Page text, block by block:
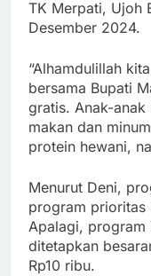
TK Merpati, Ujoh
Desember 2024.
“Alhamdulillah
bersama Bupati
gratis. Anak-
makan dan
protein hewani,
Menurut Deni,
program prioritas
Apalagi, program
ditetapkan
Rp10 ribu.